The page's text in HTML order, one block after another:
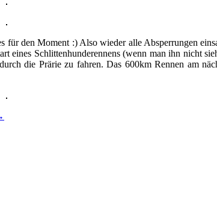
den Moment :) Also wieder alle Absperrungen
eines Schlittenhunderennens (wenn man ihn nicht
die Prärie zu fahren. Das 600km Rennen am